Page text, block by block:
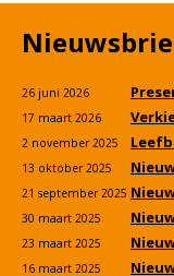
26 juni 2026
17 maart 2026
2 november 2025
13 oktober 2025
21 september 2025
30 maart 2025
23 maart 2025
16 maart 2025